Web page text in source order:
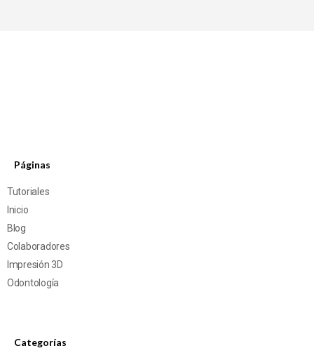
Páginas
Tutoriales
Inicio
Blog
Colaboradores
Impresión 3D
Odontología
Categorías